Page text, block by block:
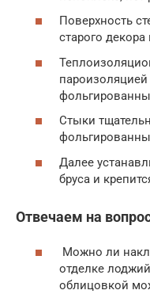
Поверхность
старого
Стыки
Далее
бруса и
Отвечаем на
Можно ли
отделке
облицовкой